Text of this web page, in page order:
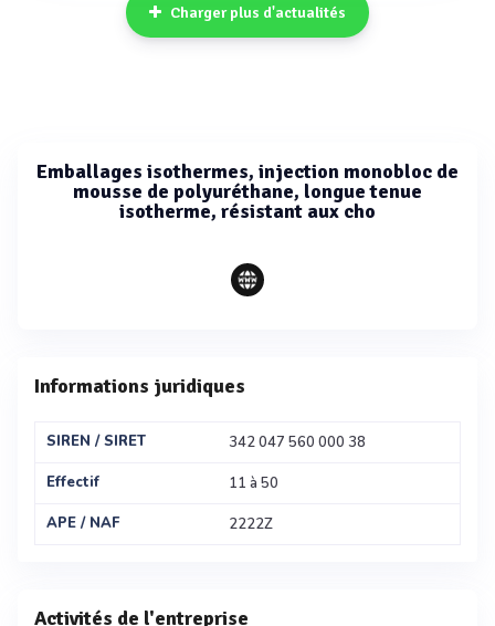
Charger plus d'actualités
Emballages isothermes, injection monobloc de
mousse de polyuréthane, longue tenue
isotherme, résistant aux cho
Informations juridiques
SIREN / SIRET
342 047 560 000 38
Effectif
11 à 50
APE / NAF
2222Z
Activités de l'entreprise